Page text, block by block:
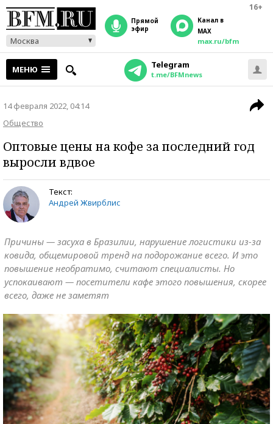
16+
Москва
прямой
эфир
Канал в
MAX
max.ru/bfm
МЕНЮ Telegram
t.me/BFMnews
14 февраля 2022, 04:14
Общество
Оптовые цены на кофе за последний год
выросли вдвое
Текст:
Андрей Жвирблис
Причины — засуха в Бразилии, нарушение логистики из-за
ковида, общемировой тренд на подорожание всего. И это
повышение необратимо, считают специалисты. Но
успокаивают — посетители кафе этого повышения, скорее
всего, даже не заметят